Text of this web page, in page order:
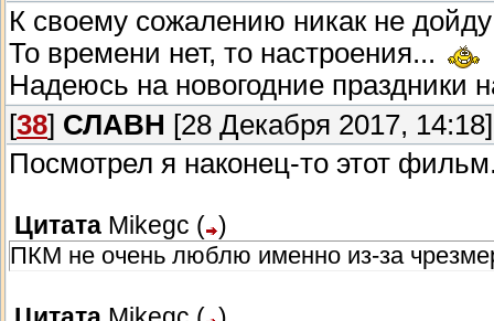
К своему сожалению никак не
То времени нет, то настроения...
Надеюсь на новогодние праздники
[38] СЛАВН [28 Декабря 2017, 14:18]
Посмотрел я наконец-то этот
Цитата Mikegc ( )
ПКМ не очень люблю именно из-за